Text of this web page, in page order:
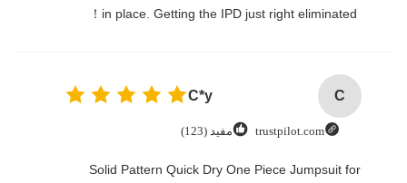
in place. Getting the IPD just right eliminated！
C
C*y
trustpilot.com مفيد (123)
Solid Pattern Quick Dry One Piece Jumpsuit for